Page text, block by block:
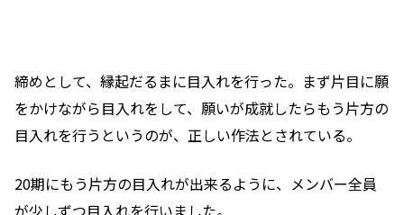
締めとして、縁起だるまに目入れを行った。まず片目に願
をかけながら目入れをして、願いが成就したらもう片方の
目入れを行うというのが、正しい作法とされている。
20期にもう片方の目入れが出来るように、メンバー全員
が少しずつ目入れを行いました。